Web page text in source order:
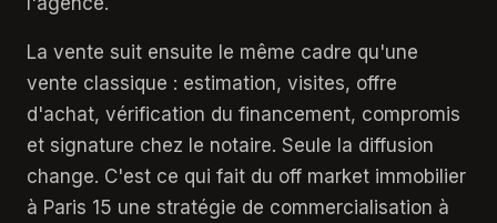
La vente suit ensuite le même cadre qu'une
vente classique : estimation, visites, offre
d'achat, vérification du financement, compromis
et signature chez le notaire. Seule la diffusion
change. C'est ce qui fait du off market immobilier
à Paris 15 une stratégie de commercialisation à